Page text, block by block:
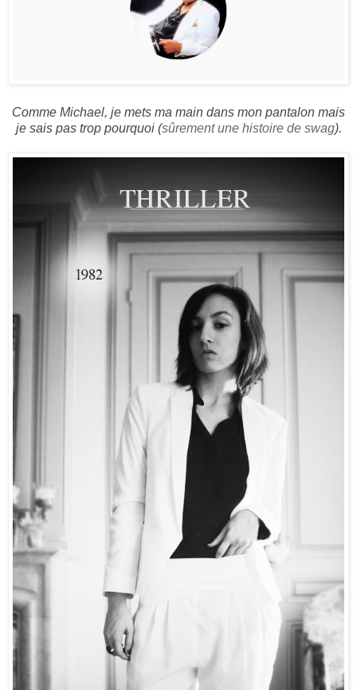
Comme Michael, je mets ma main dans mon pantalon mais
je sais pas trop pourquoi (sûrement une histoire de swag).